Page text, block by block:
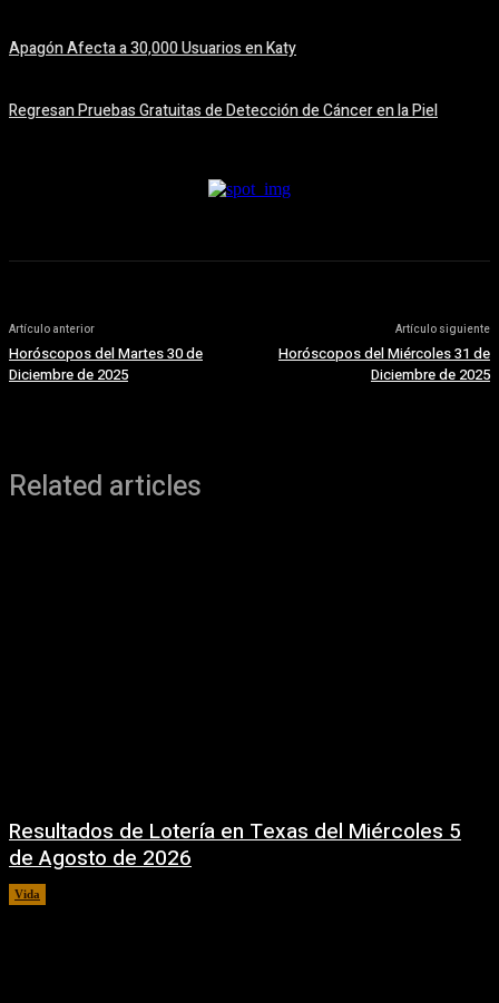
Apagón Afecta a 30,000 Usuarios en Katy
Regresan Pruebas Gratuitas de Detección de Cáncer en la Piel
Artículo anterior
Horóscopos del Martes 30 de
Diciembre de 2025
Artículo siguiente
Horóscopos del Miércoles 31 de
Diciembre de 2025
Related articles
Resultados de Lotería en Texas del Miércoles 5
de Agosto de 2026
Vida